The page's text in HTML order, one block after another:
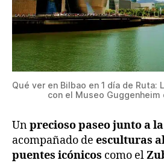
Qué ver en Bilbao en 1 día de Ruta:
con el Museo Guggenheim
Unprecioso paseo junto a
acompañado de esculturas
puentes icónicos como el